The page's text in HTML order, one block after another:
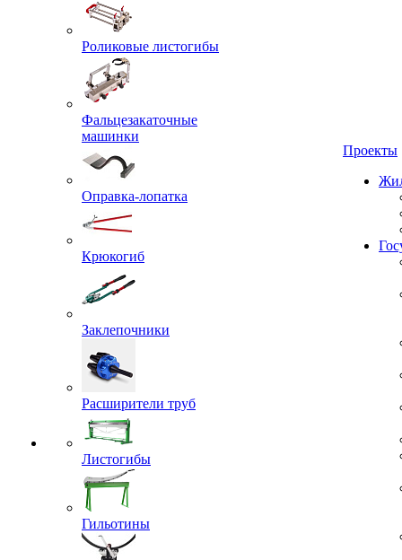
Роликовые листогибы
Фальцезакаточные
машинки
Оправка-лопатка
Крюкогиб
Заклепочники
Расширители труб
Листогибы
Гильотины
Проекты